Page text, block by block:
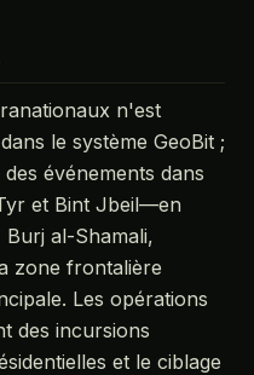
n'est
le système GeoBit ;
événements dans
et Bint Jbeil—en
al-Shamali,
zone frontalière
Les opérations
des incursions
et le ciblage